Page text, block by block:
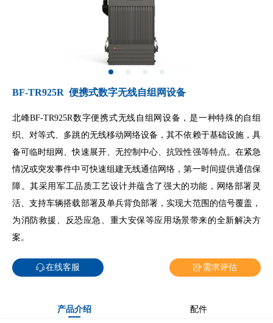
BF-TR925R 便携式数字无线自组网设备
北峰BF-TR925R数字便携式无线自组网设备，是一种特殊的自组
织、对等式、多跳的无线移动网络设备，其不依赖于基础设施，具
备可临时组网、快速展开、无控制中心、抗毁性强等特点。在紧急
情况或突发事件中可快速组建无线通信网络，第一时间提供通信保
障。其采用军工品质工艺设计并蕴含了强大的功能，网络部署灵
活、支持车辆搭载部署及单兵背负部署，实现大范围的信号覆盖，
为消防救援、反恐应急、重大安保等应用场景带来的全新解决方
案。
在线客服 需求评估
产品介绍 配件